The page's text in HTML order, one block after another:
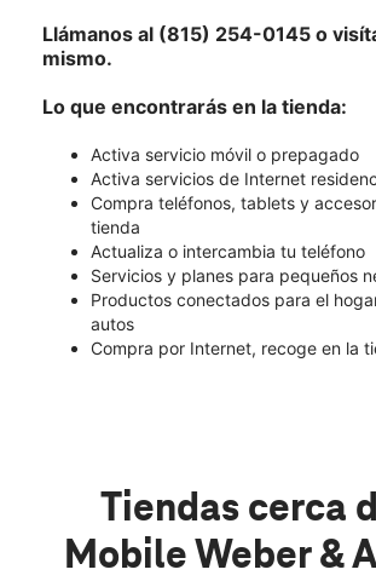
Llámanos al (815) 254-0145 o
mismo.
Lo que encontrarás en la tienda:
Activa servicio móvil o prepagado
Activa servicios de Internet
Compra teléfonos, tablets y
tienda
Actualiza o intercambia tu teléfono
Servicios y planes para pequeños
Productos conectados para el
autos
Compra por Internet, recoge en la
Tiendas cerca
Mobile Weber &